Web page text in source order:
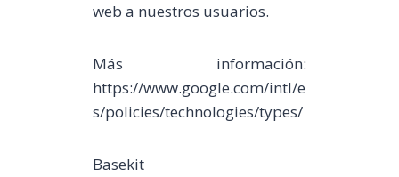
web a nuestros usuarios.
Más información:
https://www.google.com/intl/e
s/policies/technologies/types/
Basekit